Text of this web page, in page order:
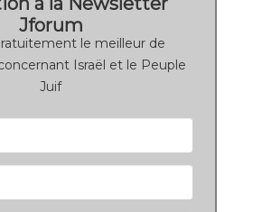
Jforum
le meilleur de
Israël et le Peuple
Juif